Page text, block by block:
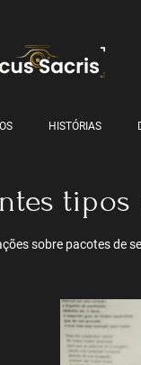
HISTÓRIAS
tipos
sobre pacotes de